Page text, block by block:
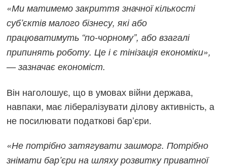
«Ми матимемо закриття значної кількості
суб’єктів малого бізнесу, які або
працюватимуть “по-чорному”, або взагалі
припинять роботу. Це і є тінізація економіки»,
— зазначає економіст.
Він наголошує, що в умовах війни держава,
навпаки, має лібералізувати ділову активність, а
не посилювати податкові бар’єри.
«Не потрібно затягувати зашморг. Потрібно
знімати бар’єри на шляху розвитку приватної